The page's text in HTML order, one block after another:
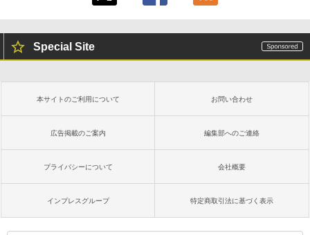
Special Site
本サイトのご利用について お問い合わせ
広告掲載のご案内 編集部へのご連絡
プライバシーについて 会社概要
インプレスグループ 特定商取引法に基づく表示